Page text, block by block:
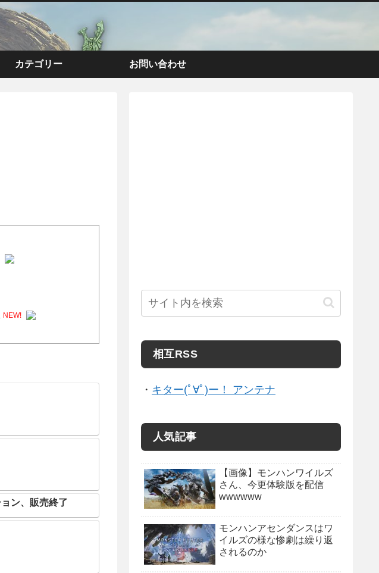
カテゴリー お問い合わせ
NEW!
ン、販売終了
相互RSS
・ キター(ﾟ∀ﾟ)ー！ アンテナ
人気記事
【画像】モンハンワイルズ
さん、今更体験版を配信
wwwwww
モンハンアセンダンスはワ
イルズの様な惨劇は繰り返
されるのか